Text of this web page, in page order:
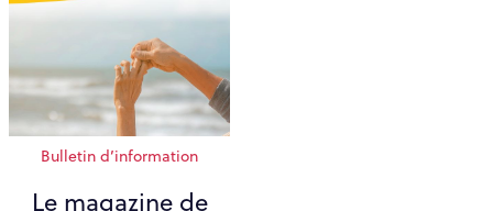
Bulletin d’information
Le magazine de